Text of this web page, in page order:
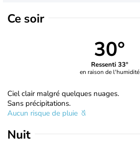
Ce soir
30°
Ressenti 33°
en raison de l'humidité
Ciel clair malgré quelques nuages.
Sans précipitations.
Aucun risque de pluie
Nuit